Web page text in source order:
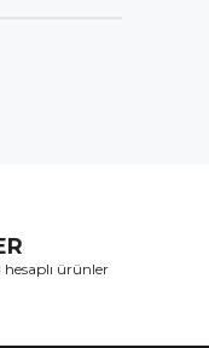
hesaplı ürünler